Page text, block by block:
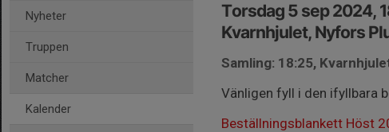
Nyheter
Truppen
Matcher
Kalender
Torsdag 5 sep 2024,
Kvarnhjulet, Nyfors
Samling: 18:25,
Vänligen fyll i den ifyllbara
Beställningsblankett Höst